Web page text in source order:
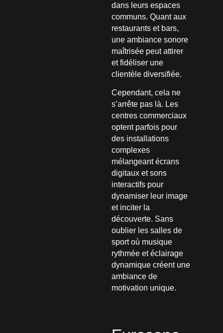
dans leurs espaces
communs. Quant aux
restaurants et bars,
une ambiance sonore
maîtrisée peut attirer
et fidéliser une
clientèle diversifiée.
Cependant, cela ne
s’arrête pas là. Les
centres commerciaux
optent parfois pour
des installations
complexes
mélangeant écrans
digitaux et sons
interactifs pour
dynamiser leur image
et inciter la
découverte. Sans
oublier les salles de
sport où musique
rythmée et éclairage
dynamique créent une
ambiance de
motivation unique.